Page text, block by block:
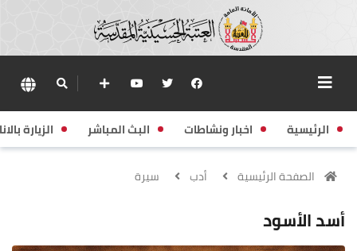
الرئيسية اخبار ونشاطات البث المباشر الزيارة
الصفحة الرئيسية أدب سيرة
أسد الأسود